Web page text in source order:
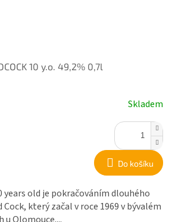
10 y.o. 49,2% 0,7l
Skladem
Do košíku
years old je pokračováním dlouhého
který začal v roce 1969 v bývalém